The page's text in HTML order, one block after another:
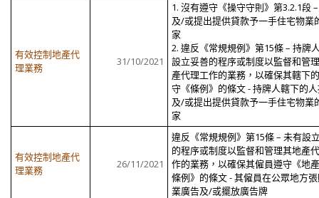
有效控制地產代
理業務
31/10/2021
1. 沒有遵守《操守守則》第3.2.1段
及/或提出提供貸款予一手住宅物業
家
2. 違反《常規規例》第15條– 持牌
設立妥善的程序或制度以監督和管
產代理工作的業務，以確保其轄下
守《條例》的條文 - 持牌人轄下的
及/或提出提供貸款予一手住宅物業
家
有效控制地產代
理業務
26/11/2021
違反《常規規例》第15條– 未有設
的程序或制度以監督和管理其地產
作的業務，以確保其僱員遵守《地
條例》的條文 - 其僱員在公眾地方
業廣告及/或擺放廣告牌